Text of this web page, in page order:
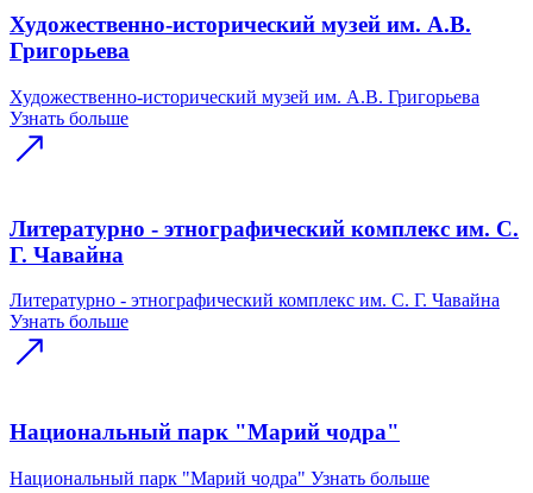
Художественно-исторический музей им. А.В.
Григорьева
Художественно-исторический музей им. А.В. Григорьева
Узнать больше
Литературно - этнографический комплекс им. С.
Г. Чавайна
Литературно - этнографический комплекс им. С. Г. Чавайна
Узнать больше
Национальный парк "Марий чодра"
Национальный парк "Марий чодра" Узнать больше